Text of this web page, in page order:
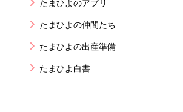
たまひよのアプリ
たまひよの仲間たち
たまひよの出産準備
たまひよ白書